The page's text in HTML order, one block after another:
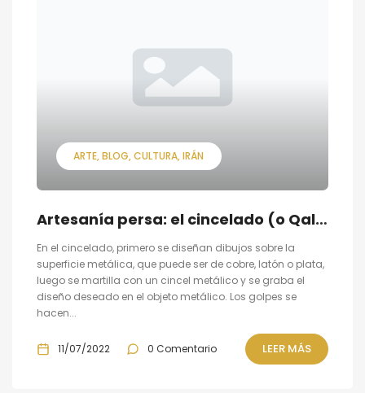
ARTE BLOG CULTURA IRÁN
Artesanía persa: el cincelado (o Qalamzani.)
En el cincelado, primero se diseñan dibujos sobre la
superficie metálica, que puede ser de cobre, latón o plata,
luego se martilla con un cincel metálico y se graba el
diseño deseado en el objeto metálico. Los golpes se
hacen...
11/07/2022 0 Comentario LEER MÁS